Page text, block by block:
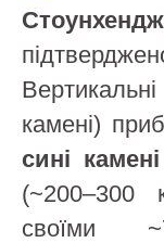
камені)
сині камені
(~200–300
своїми